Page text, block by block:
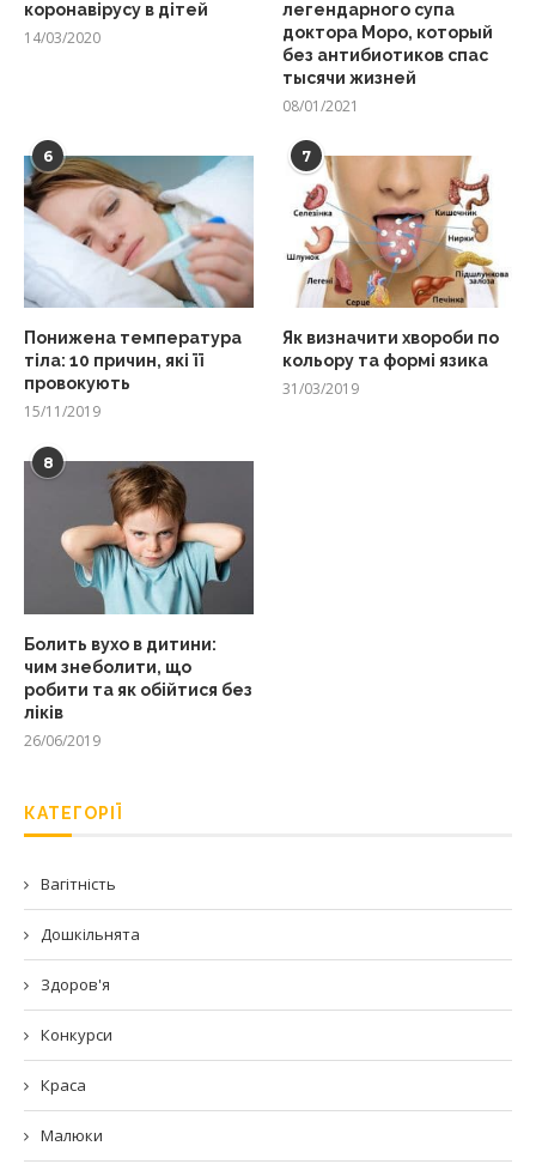
коронавірусу в дітей
14/03/2020
легендарного супа
доктора Моро, который
без антибиотиков спас
тысячи жизней
08/01/2021
6
Понижена температура
тіла: 10 причин, які її
провокують
15/11/2019
7
Як визначити хвороби по
кольору та формі язика
31/03/2019
8
Болить вухо в дитини:
чим знеболити, що
робити та як обійтися без
ліків
26/06/2019
КАТЕГОРІЇ
Вагітність
Дошкільнята
Здоров'я
Конкурси
Краса
Малюки